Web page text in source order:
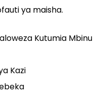
ya maisha.
Kutumia Mbinu
Kazi